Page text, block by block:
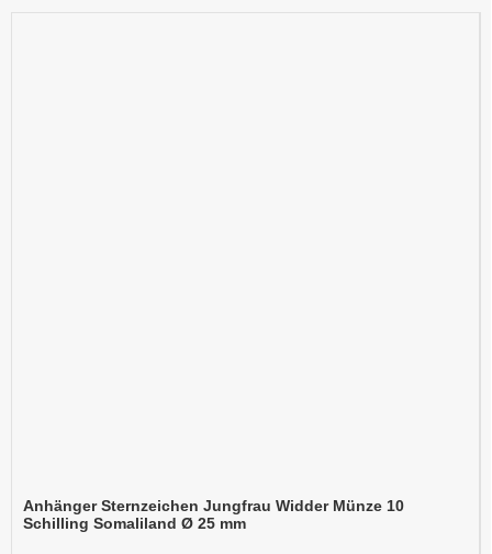
Anhänger Sternzeichen Jungfrau Widder Münze 10
Schilling Somaliland Ø 25 mm